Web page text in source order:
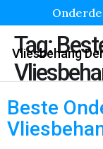
Vliesbehang
Tag:
Beste